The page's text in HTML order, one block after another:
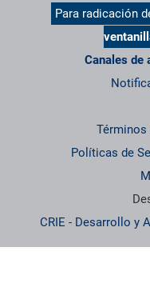
Para radicación
Canales de
Términos
Políticas de
CRIE - Desarrollo y